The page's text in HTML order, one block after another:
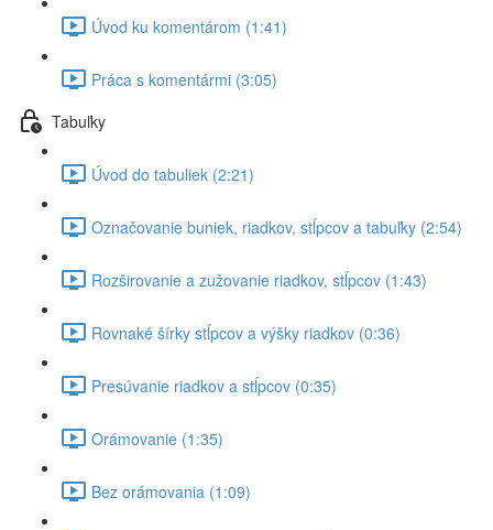
Úvod ku komentárom (1:41)
Práca s komentármi (3:05)
Tabuľky
Úvod do tabuliek (2:21)
Označovanie buniek, riadkov, stĺpcov a tabuľky (2:54)
Rozširovanie a zužovanie riadkov, stĺpcov (1:43)
Rovnaké šírky stĺpcov a výšky riadkov (0:36)
Presúvanie riadkov a stĺpcov (0:35)
Orámovanie (1:35)
Bez orámovania (1:09)